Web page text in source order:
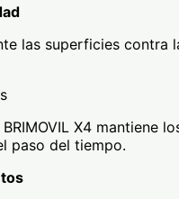
las superficies contra
X4 mantiene
paso del tiempo.